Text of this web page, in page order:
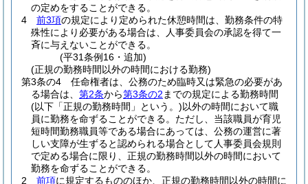
の定めをすることができる。
4
前3項の規定により定められた休憩時間は、勤務条件の特
殊性により必要がある場合は、人事委員会の承認を得て一
斉に与えないことができる。
(平31条例16・追加)
(正規の勤務時間以外の時間における勤務)
第3条の4
任命権者は、公務のため臨時又は緊急の必要があ
る場合は、 第2条から第3条の2 までの規定による勤務時間
(以下「正規の勤務時間」という。)以外の時間において職
員に勤務を命ずることができる。 ただし、当該職員が育児
短時間勤務職員等である場合にあっては、公務の運営に著
しい支障が生ずると認められる場合として人事委員会規則
で定める場合に限り、正規の勤務時間以外の時間において
勤務を命ずることができる。
2
前項に規定するもののほか、正規の勤務時間以外の時間に